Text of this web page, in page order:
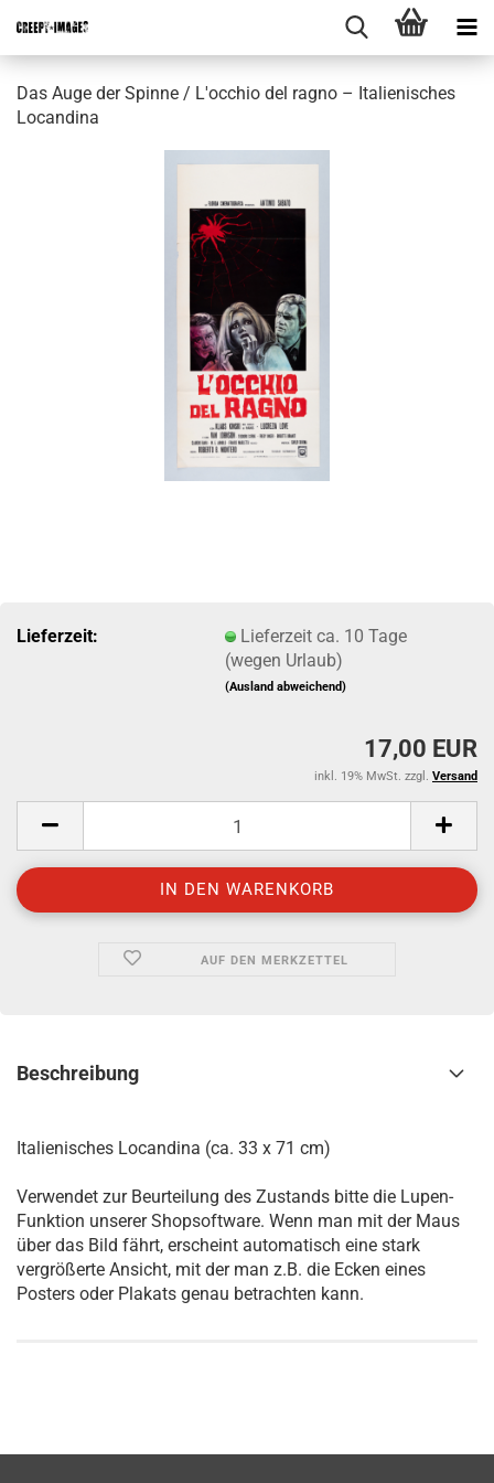
Das Auge der Spinne / L'occhio del ragno – Italienisches
Locandina
Lieferzeit:
Lieferzeit ca. 10 Tage
(wegen Urlaub)
(Ausland abweichend)
17,00 EUR
inkl. 19% MwSt. zzgl. Versand
AUF DEN MERKZETTEL
Beschreibung
Italienisches Locandina (ca. 33 x 71 cm)
Verwendet zur Beurteilung des Zustands bitte die Lupen-
Funktion unserer Shopsoftware. Wenn man mit der Maus
über das Bild fährt, erscheint automatisch eine stark
vergrößerte Ansicht, mit der man z.B. die Ecken eines
Posters oder Plakats genau betrachten kann.